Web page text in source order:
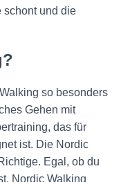
schont und die
so besonders
Gehen mit
das für
ist. Die Nordic
Egal, ob du
Nordic Walking